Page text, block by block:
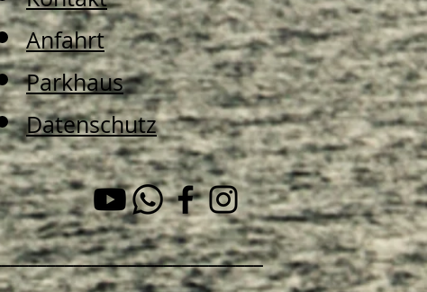
Anfahrt
Parkhaus
Datenschutz